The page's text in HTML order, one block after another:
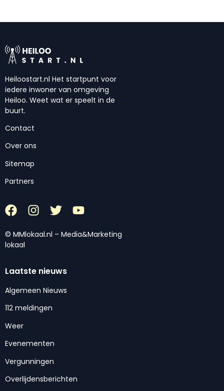
Heiloostart.nl Het startpunt voor
iedere inwoner van omgeving
Heiloo. Weet wat er speelt in de
buurt.
Contact
Over ons
Sitemap
Partners
© MMlokaal.nl – Media&Marketing
lokaal
Laatste nieuws
Algemeen Nieuws
112 meldingen
Weer
Evenementen
Vergunningen
Overlijdensberichten